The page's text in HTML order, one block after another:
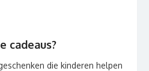
cadeaus?
die kinderen helpen